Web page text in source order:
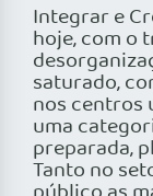
Integrar e
hoje, com o
saturado,
nos centros
uma
preparada,
Tanto no